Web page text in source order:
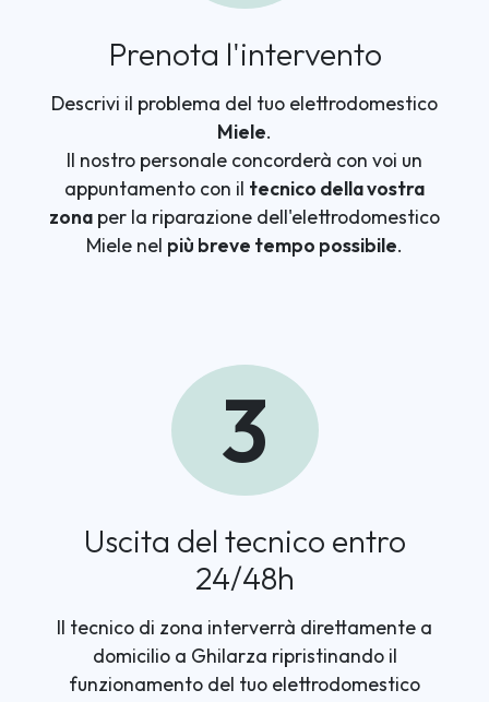
Prenota l'intervento
Descrivi il problema del tuo elettrodomestico
Miele.
Il nostro personale concorderà con voi un
appuntamento con il tecnico della vostra
zona per la riparazione dell'elettrodomestico
Miele nel più breve tempo possibile.
3
Uscita del tecnico entro
24/48h
Il tecnico di zona interverrà direttamente a
domicilio a Ghilarza ripristinando il
funzionamento del tuo elettrodomestico